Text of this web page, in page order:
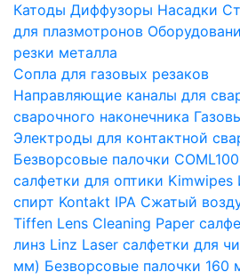
Катоды Диффузоры Насадки
для плазмотронов
резки металла
Сопла для газовых резаков
Направляющие каналы для
сварочного наконечника
Электроды для контактной
Безворсовые палочки COML100
салфетки для оптики Kimwipes
спирт Kontakt IPA Сжатый
Tiffen Lens Cleaning Paper
линз Linz Laser салфетки для
мм) Безворсовые палочки 160